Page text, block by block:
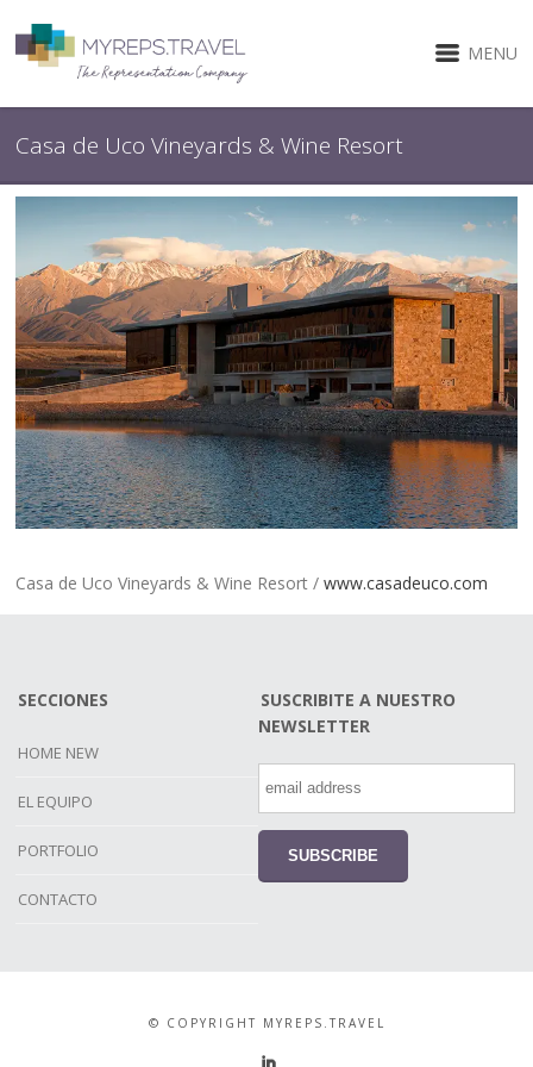
MENU
Casa de Uco Vineyards & Wine Resort
Casa de Uco Vineyards & Wine Resort /www.casadeuco.com
SECCIONES
HOME NEW
EL EQUIPO
PORTFOLIO
CONTACTO
SUSCRIBITE A NUESTRO
NEWSLETTER
© COPYRIGHT MYREPS.TRAVEL